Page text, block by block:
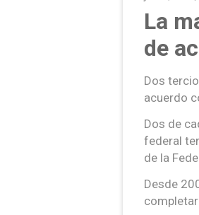
La
de
Dos
acuerdo
Dos de
federal
de la
Desde